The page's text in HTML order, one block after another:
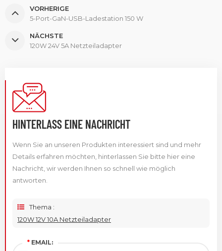
VORHERIGE
5-Port-GaN-USB-Ladestation 150 W
NÄCHSTE
120W 24V 5A Netzteiladapter
HINTERLASS EINE NACHRICHT
Wenn Sie an unseren Produkten interessiert sind und mehr
Details erfahren möchten, hinterlassen Sie bitte hier eine
Nachricht, wir werden Ihnen so schnell wie möglich
antworten.
Thema :
120W 12V 10A Netzteiladapter
* EMAIL: